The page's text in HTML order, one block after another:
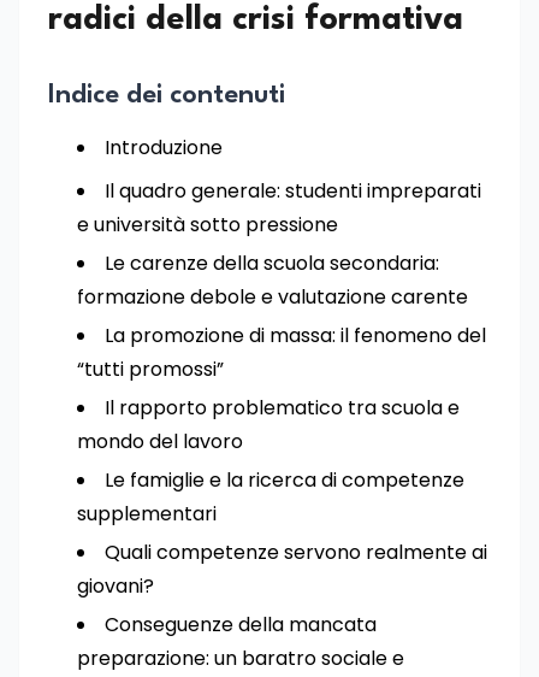
radici della crisi formativa
Indice dei contenuti
Introduzione
Il quadro generale: studenti impreparati
e università sotto pressione
Le carenze della scuola secondaria:
formazione debole e valutazione carente
La promozione di massa: il fenomeno del
“tutti promossi”
Il rapporto problematico tra scuola e
mondo del lavoro
Le famiglie e la ricerca di competenze
supplementari
Quali competenze servono realmente ai
giovani?
Conseguenze della mancata
preparazione: un baratro sociale e